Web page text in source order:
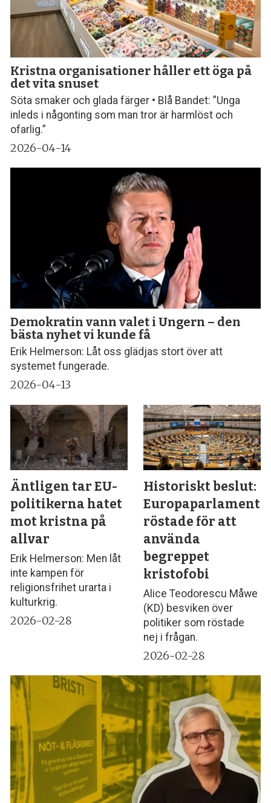
Kristna organisationer håller ett öga på
det vita snuset
Söta smaker och glada färger • Blå Bandet: ”Unga
inleds i någonting som man tror är harmlöst och
ofarlig.”
2026-04-14
Demokratin vann valet i Ungern – den
bästa nyhet vi kunde få
Erik Helmerson: Låt oss glädjas stort över att
systemet fungerade.
2026-04-13
Äntligen tar EU-
politikerna hatet
mot kristna på
allvar
Erik Helmerson: Men låt
inte kampen för
religionsfrihet urarta i
kulturkrig.
2026-02-28
Historiskt beslut:
röstade för att
använda
begreppet
kristofobi
Alice Teodorescu Måwe
(KD) besviken över
politiker som röstade
nej i frågan.
2026-02-28